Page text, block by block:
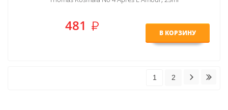
481 В КОРЗИНУ
1 2